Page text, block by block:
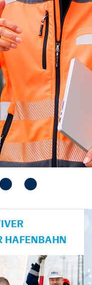
HAFENBAHN